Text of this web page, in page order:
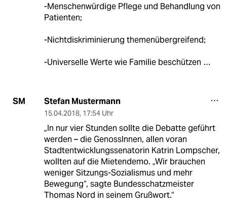
-Menschenwürdige Pflege und Behandlung von
Patienten;
-Nichtdiskriminierung themenübergreifend;
-Universelle Werte wie Familie beschützen …
SM Stefan Mustermann
15.04.2018, 17:54 Uhr
„In nur vier Stunden sollte die Debatte geführt
werden – die GenossInnen, allen voran
Stadtentwicklungssenatorin Katrin Lompscher,
wollten auf die Mietendemo. „Wir brauchen
weniger Sitzungs-Sozialismus und mehr
Bewegung“, sagte Bundesschatzmeister
Thomas Nord in seinem Grußwort.“